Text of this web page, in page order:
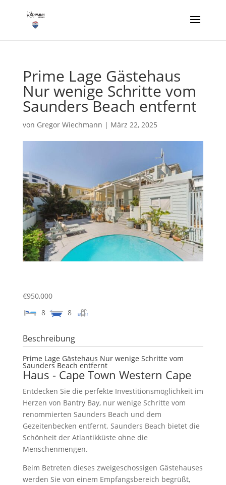
Prime Lage Gästehaus
Nur wenige Schritte vom
Saunders Beach entfernt
von Gregor Wiechmann | März 22, 2025
€950,000
8
8
Beschreibung
Prime Lage Gästehaus Nur wenige Schritte vom
Saunders Beach entfernt
Haus - Cape Town Western Cape
Entdecken Sie die perfekte Investitionsmöglichkeit im
Herzen von Bantry Bay, nur wenige Schritte vom
renommierten Saunders Beach und dem
Gezeitenbecken entfernt. Saunders Beach bietet die
Schönheit der Atlantikküste ohne die
Menschenmengen.
Beim Betreten dieses zweigeschossigen Gästehauses
werden Sie von einem Empfangsbereich begrüßt,